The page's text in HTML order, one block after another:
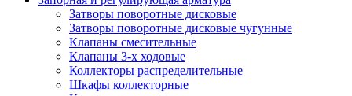
Затворы поворотные дисковые
Затворы поворотные дисковые чугунные
Клапаны смесительные
Клапаны 3-х ходовые
Коллекторы распределительные
Шкафы коллекторные